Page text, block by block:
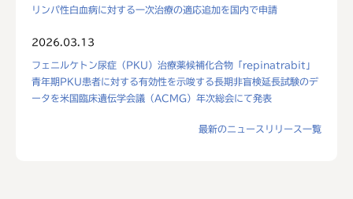
リンパ性白血病に対する一次治療の適応追加を国内で申請
2026.03.13
フェニルケトン尿症（PKU）治療薬候補化合物「repinatrabit」
青年期PKU患者に対する有効性を示唆する長期非盲検延長試験のデ
ータを米国臨床遺伝学会議（ACMG）年次総会にて発表
最新のニュースリリース一覧